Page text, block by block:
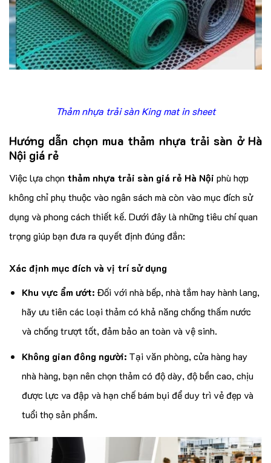
Thảm nhựa trải sàn King mat in sheet
Hướng dẫn chọn mua thảm nhựa trải sàn ở Hà
Nội giá rẻ
Việc lựa chọn thảm nhựa trải sàn giá rẻ Hà Nội phù hợp
không chỉ phụ thuộc vào ngân sách mà còn vào mục đích sử
dụng và phong cách thiết kế. Dưới đây là những tiêu chí quan
trọng giúp bạn đưa ra quyết định đúng đắn:
Xác định mục đích và vị trí sử dụng
Khu vực ẩm ướt:Đối với nhà bếp, nhà tắm hay hành lang,
hãy ưu tiên các loại thảm có khả năng chống thấm nước
và chống trượt tốt, đảm bảo an toàn và vệ sinh.
Không gian đông người:Tại văn phòng, cửa hàng hay
nhà hàng, bạn nên chọn thảm có độ dày, độ bền cao, chịu
được lực va đập và hạn chế bám bụi để duy trì vẻ đẹp và
tuổi thọ sản phẩm.